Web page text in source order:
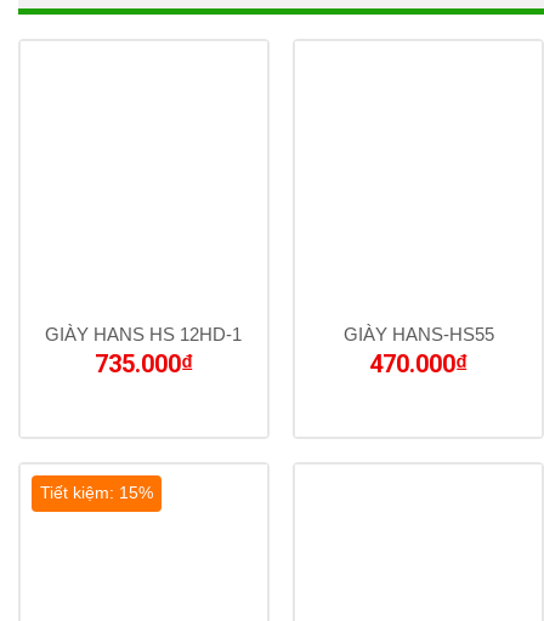
GIÀY HANS HS 12HD-1
735.000₫
GIÀY HANS-HS55
470.000₫
Tiết kiệm: 15%